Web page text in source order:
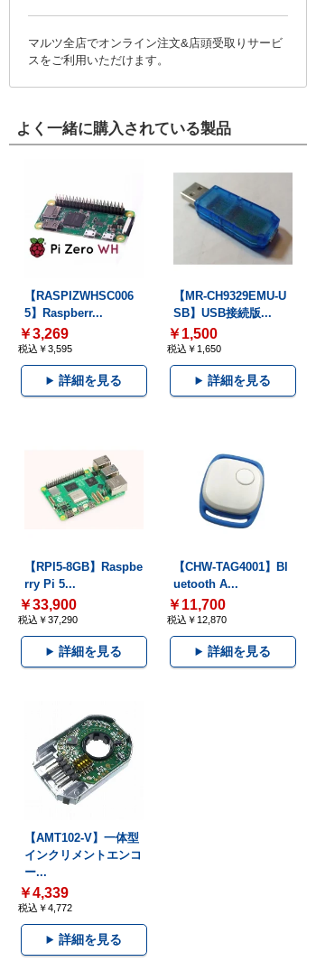
マルツ全店でオンライン注文&店頭受取りサービ
スをご利用いただけます。
よく一緒に購入されている製品
【RASPIZWHSC006
5】Raspberr...
￥3,269
税込￥3,595
詳細を見る
【MR-CH9329EMU-U
SB】USB接続版...
￥1,500
税込￥1,650
詳細を見る
【RPI5-8GB】Raspbe
rry Pi 5...
￥33,900
税込￥37,290
詳細を見る
【CHW-TAG4001】Bl
uetooth A...
￥11,700
税込￥12,870
詳細を見る
【AMT102-V】一体型
インクリメントエンコ
ー...
￥4,339
税込￥4,772
詳細を見る